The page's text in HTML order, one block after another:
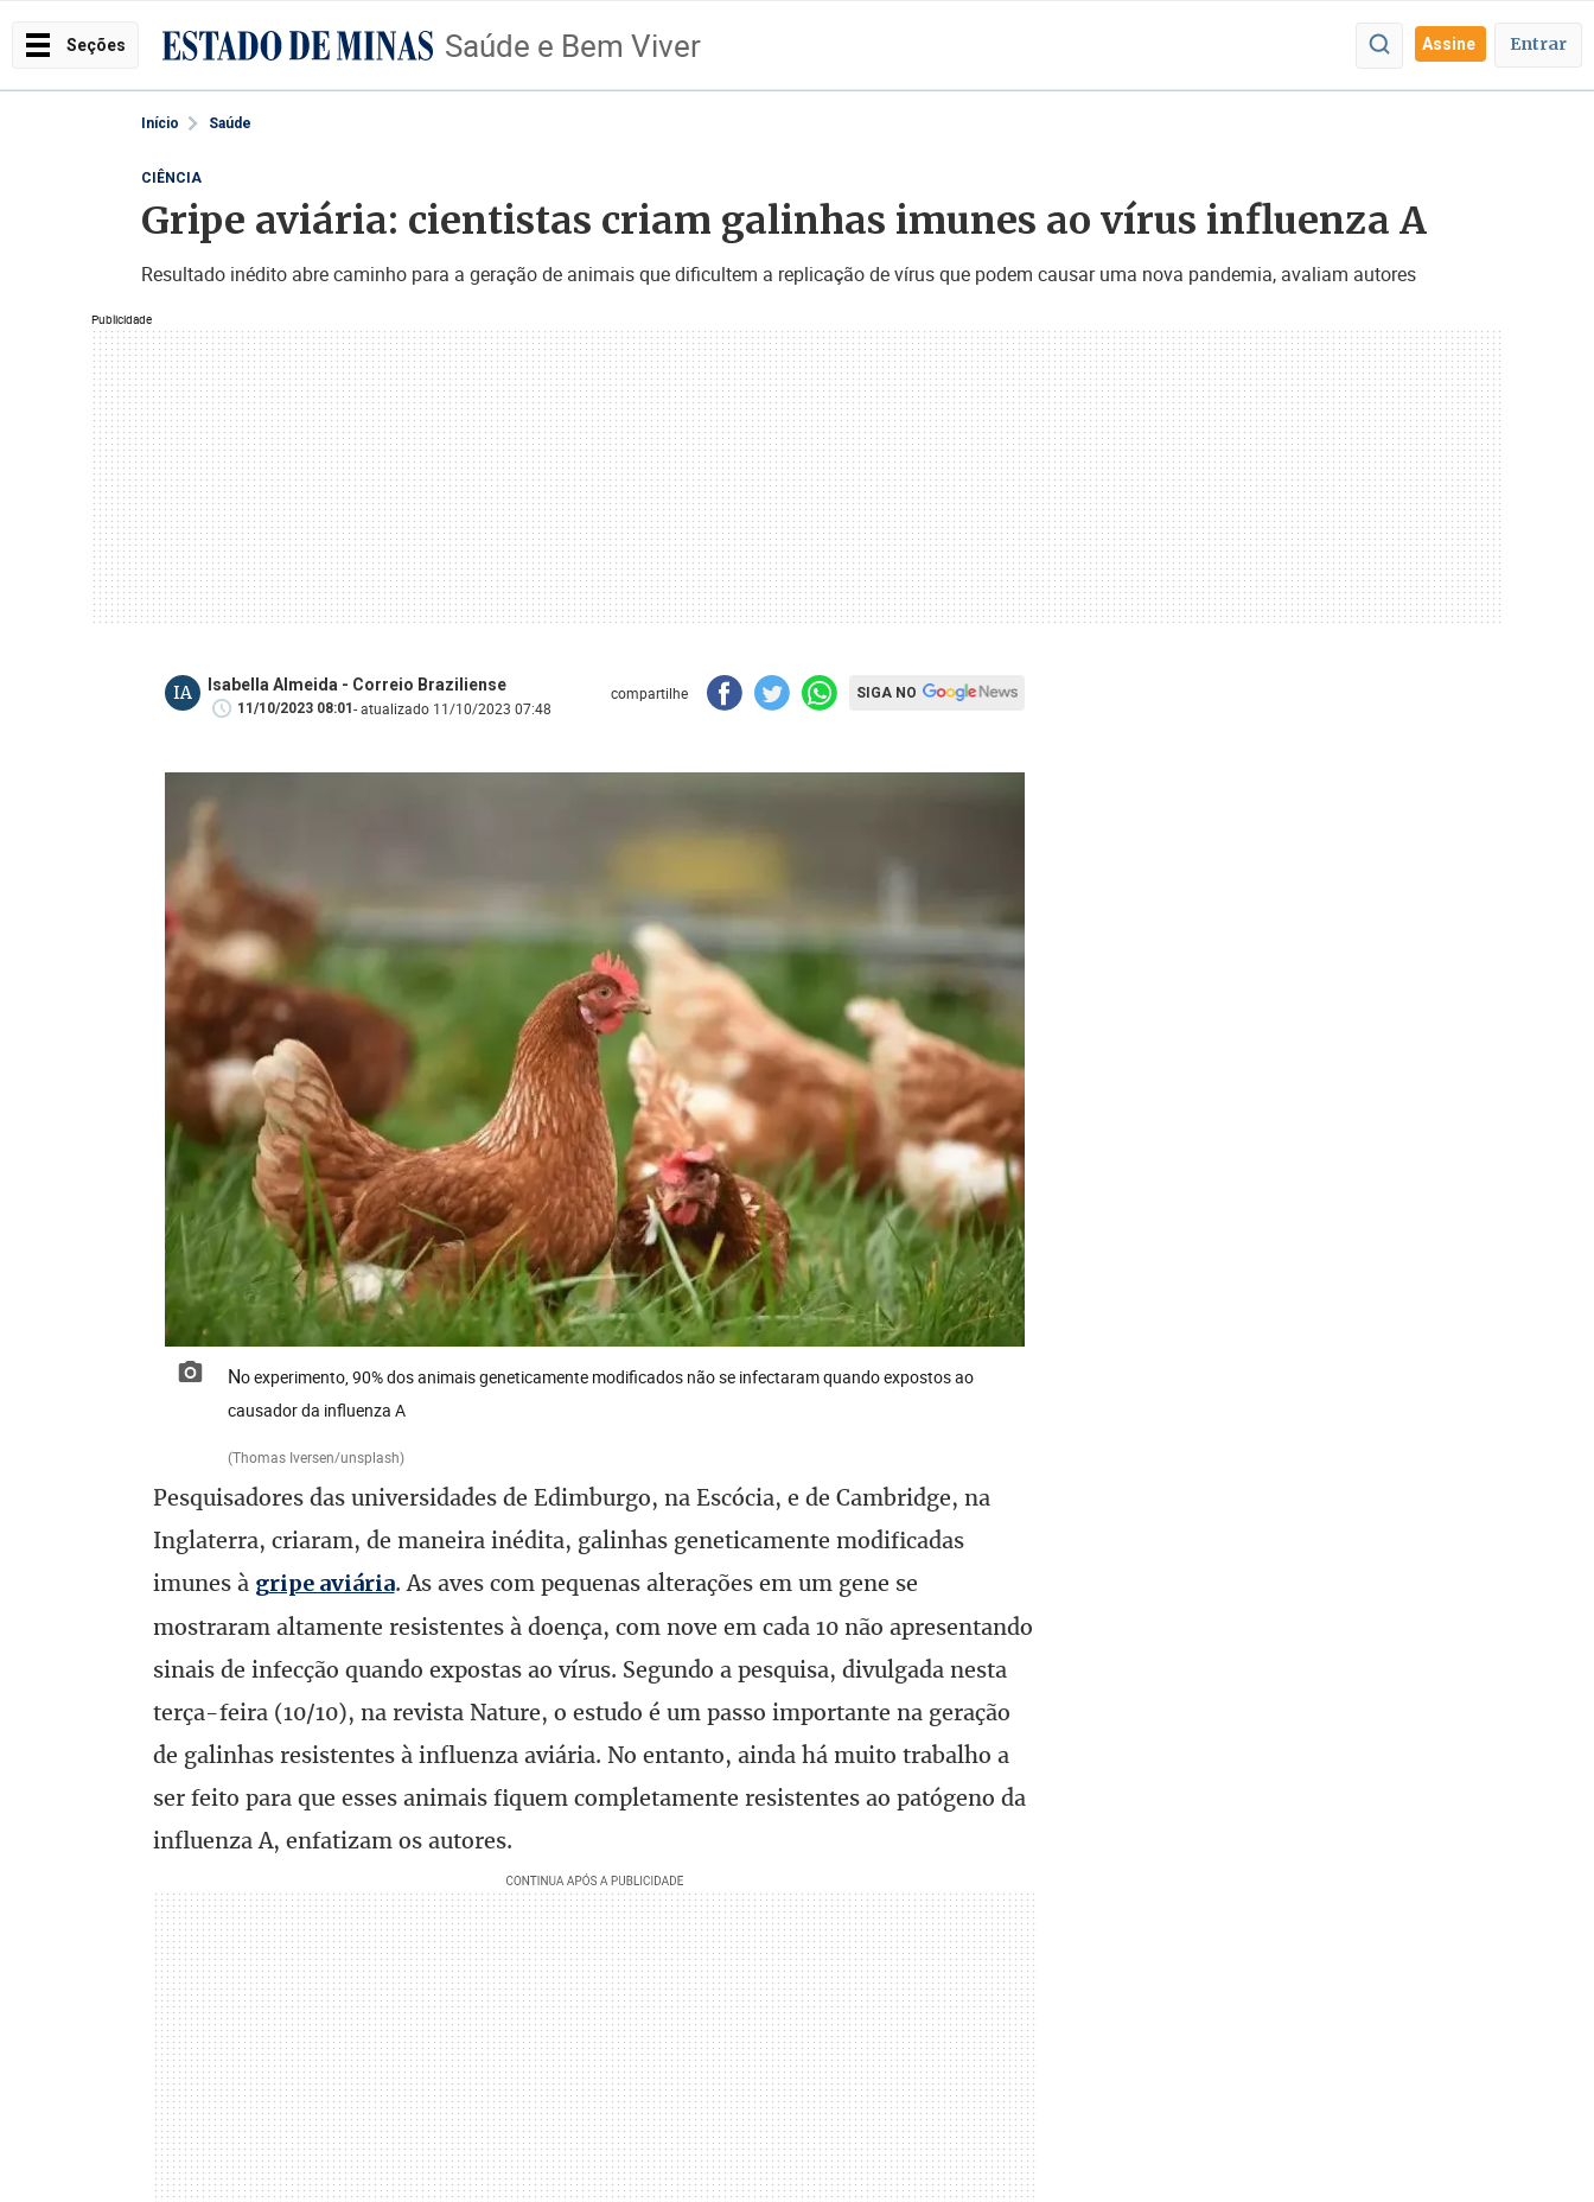
Seções Saúde e Bem Viver Assine Entrar
Início Saúde
Publicidade
CIÊNCIA
Gripe aviária: cientistas criam galinhas imunes ao vírus influenza A
Resultado inédito abre caminho para a geração de animais que dificultem a replicação de vírus que podem causar uma nova pandemia, avaliam autores
IA Isabella Almeida - Correio Braziliense
11/10/2023 08:01- atualizado 11/10/2023 07:48
compartilhe SIGA NO
No experimento, 90% dos animais geneticamente modificados não se infectaram quando expostos ao
causador da influenza A
(Thomas Iversen/unsplash)
Pesquisadores das universidades de Edimburgo, na Escócia, e de Cambridge, na
Inglaterra, criaram, de maneira inédita, galinhas geneticamente modificadas
imunes à gripe aviária. As aves com pequenas alterações em um gene se
mostraram altamente resistentes à doença, com nove em cada 10 não apresentando
sinais de infecção quando expostas ao vírus. Segundo a pesquisa, divulgada nesta
terça-feira (10/10), na revista Nature, o estudo é um passo importante na geração
de galinhas resistentes à influenza aviária. No entanto, ainda há muito trabalho a
ser feito para que esses animais fiquem completamente resistentes ao patógeno da
influenza A, enfatizam os autores.